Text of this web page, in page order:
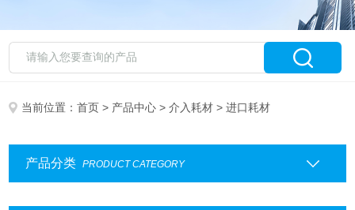
当前位置：首页 > 产品中心 >介入耗材 > 进口耗材
产品分类 PRODUCT CATEGORY